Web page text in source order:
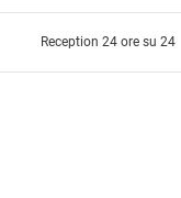
Reception 24 ore su 24